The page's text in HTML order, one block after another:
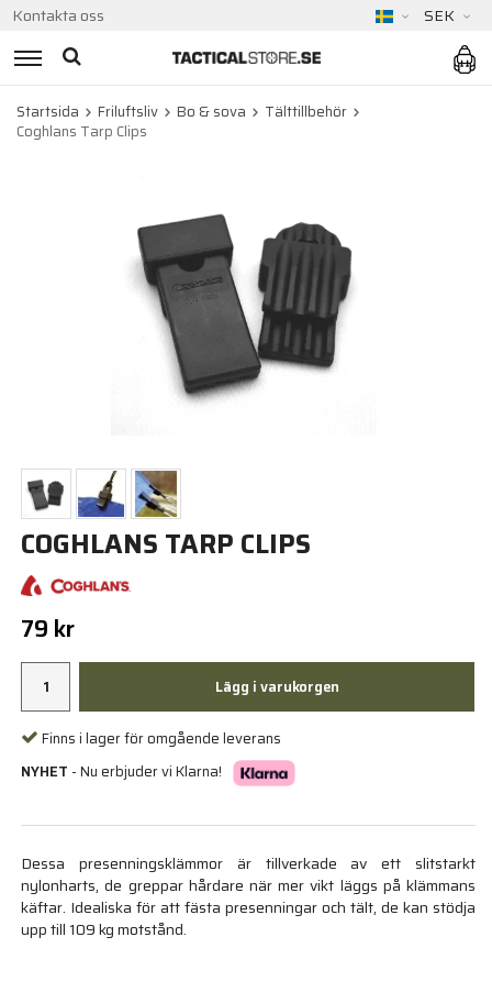
Kontakta oss SEK
Startsida Friluftsliv Bo & sova
Tälttillbehör
Coghlans Tarp Clips
COGHLANS TARP CLIPS
79 kr
Lägg i varukorgen
Finns i lager för omgående leverans
NYHET - Nu erbjuder vi Klarna!
Dessa presenningsklämmor är tillverkade av ett slitstarkt
nylonharts, de greppar hårdare när mer vikt läggs på klämmans
käftar. Idealiska för att fästa presenningar och tält, de kan stödja
upp till 109 kg motstånd.